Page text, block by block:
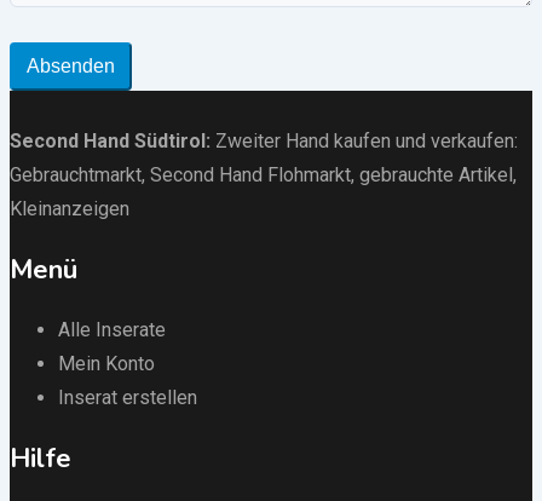
Absenden
Second Hand Südtirol : Zweiter Hand kaufen und verkaufen:
Gebrauchtmarkt, Second Hand Flohmarkt, gebrauchte Artikel ,
Kleinanzeigen
Menü
Alle Inserate
Mein Konto
Inserat erstellen
Hilfe